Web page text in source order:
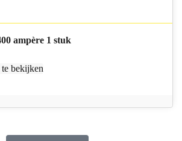
ampère 1 stuk
bekijken